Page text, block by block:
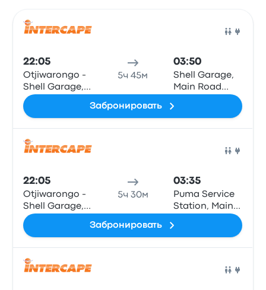
22:05
Otjiwarongo -
Shell Garage,
C/O Hage-
Geingobo and
5ч 45м
03:50
Shell Garage,
Main Road
Забронировать
22:05
Otjiwarongo -
Shell Garage,
C/O Hage-
Geingobo and
5ч 30м
03:35
Puma Service
Station, Main
Забронировать